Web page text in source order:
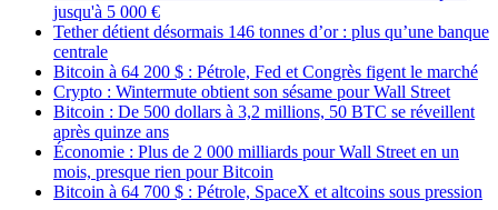
jusqu'à 5 000 €
Tether détient désormais 146 tonnes d’or : plus qu’une banque
centrale
Bitcoin à 64 200 $ : Pétrole, Fed et Congrès figent le marché
Crypto : Wintermute obtient son sésame pour Wall Street
Bitcoin : De 500 dollars à 3,2 millions, 50 BTC se réveillent
après quinze ans
Économie : Plus de 2 000 milliards pour Wall Street en un
mois, presque rien pour Bitcoin
Bitcoin à 64 700 $ : Pétrole, SpaceX et altcoins sous pression